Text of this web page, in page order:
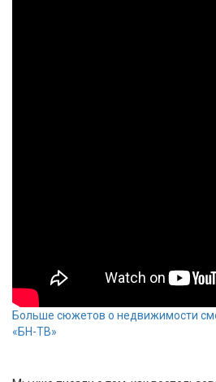
Больше сюжетов о недвижимости
«БН-ТВ»